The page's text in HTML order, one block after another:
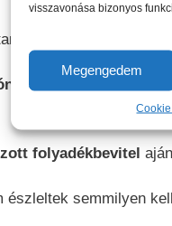
visszavonása bizonyos
Megengedem
porcai és ízületei
folyamatosan
folyadékbevitel
észleltek semmilyen